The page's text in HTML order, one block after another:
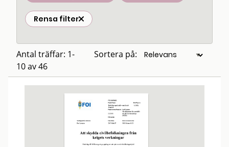
Rensa filter
Antal träffar: 1-
10 av 46
Sortera på: